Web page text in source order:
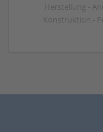
Herstellung -
Konstruktion -